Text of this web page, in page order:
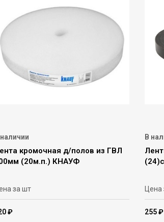
кромочная д/полов из ГВЛ
(20м.п.) КНАУФ
за шт
₽
В
Цена
255 ₽